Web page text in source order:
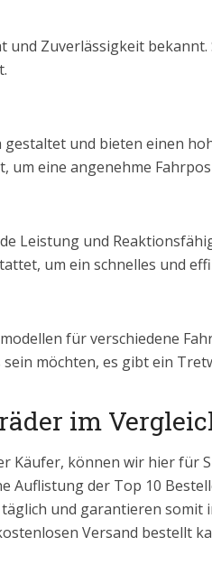
Zuverlässigkeit
und bieten einen
um eine angenehme
Leistung und
um ein schnelles und
für verschiedene
möchten, es gibt ein
im
Käufer, können wir hier für
Auflistung der Top 10
und garantieren
Versand bestellt